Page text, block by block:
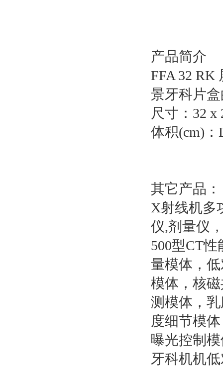
产品简介
FFA 32 RK
景牙科片
尺寸：32 x
体积(cm)：
其它产品：
X射线机多
仪,剂量仪
500型CT
量模体，
模体，核
测模体，
度细节模
曝光控制
牙科机机